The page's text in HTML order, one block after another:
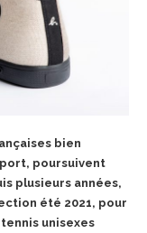
bien
poursuivent
plusieurs années,
été 2021, pour
unisexes